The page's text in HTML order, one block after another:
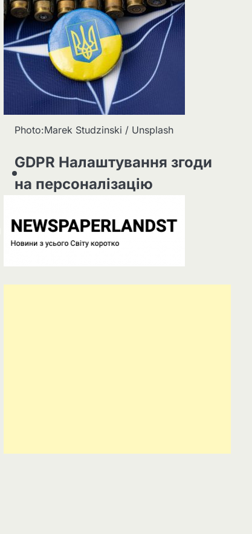
Photo:Marek Studzinski / Unsplash
GDPR Налаштування згоди
на персоналізацію